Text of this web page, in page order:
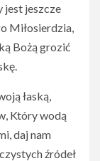
jest jeszcze
Miłosierdzia,
Bożą grozić
łaską,
Który wodą
daj nam
źródeł